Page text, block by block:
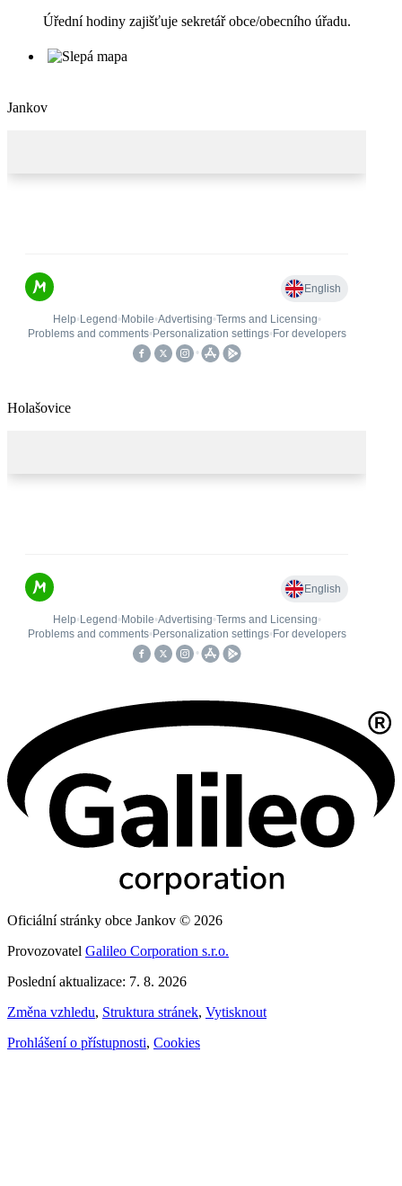
Úřední hodiny zajišťuje sekretář obce/obecního úřadu.
Jankov
Holašovice
Oficiální stránky obce Jankov © 2026
Provozovatel Galileo Corporation s.r.o.
Poslední aktualizace: 7. 8. 2026
Změna vzhledu, Struktura stránek, Vytisknout
Prohlášení o přístupnosti, Cookies